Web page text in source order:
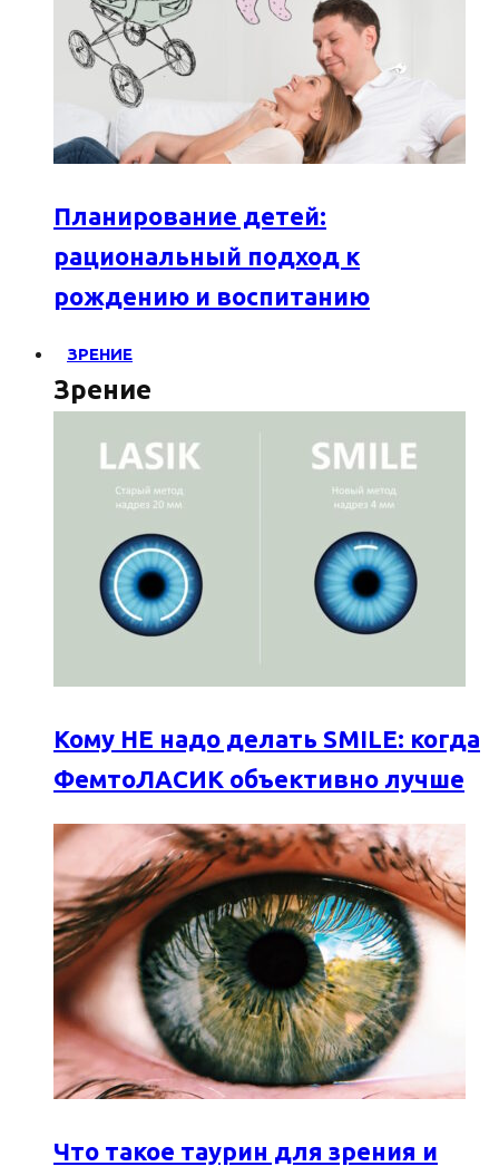
Планирование детей:
рациональный подход к
рождению и воспитанию
ЗРЕНИЕ
Зрение
Кому НЕ надо делать SMILE: когда
ФемтоЛАСИК объективно лучше
Что такое таурин для зрения и